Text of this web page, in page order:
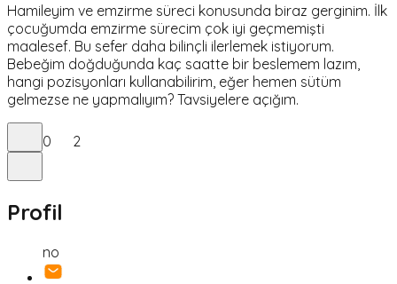
Hamileyim ve emzirme süreci konusunda biraz gerginim. İlk
çocuğumda emzirme sürecim çok iyi geçmemişti
maalesef. Bu sefer daha bilinçli ilerlemek istiyorum.
Bebeğim doğduğunda kaç saatte bir beslemem lazım,
hangi pozisyonları kullanabilirim, eğer hemen sütüm
gelmezse ne yapmalıyım? Tavsiyelere açığım.
0 2
Profil
no